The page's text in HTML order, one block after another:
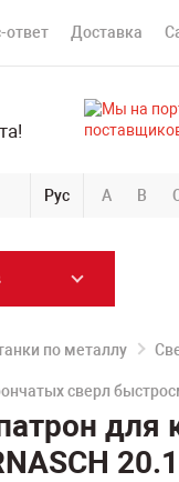
ответ Доставка
Рус A B
по металлу
сверл
для